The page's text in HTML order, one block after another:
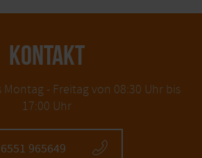
KONTAKT
Montag - Freitag von 08:30 Uhr bis
17:00 Uhr
965649